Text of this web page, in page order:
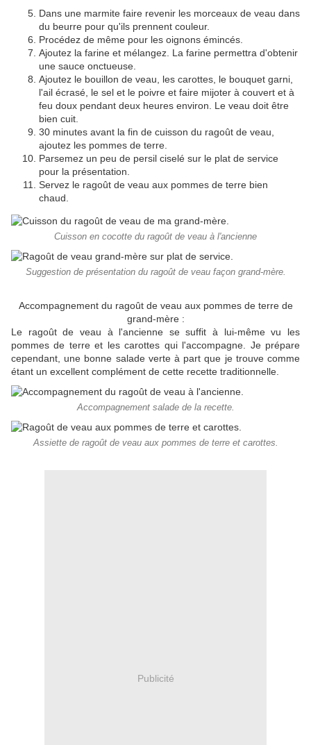
Dans une marmite faire revenir les morceaux de veau dans
du beurre pour qu'ils prennent couleur.
Procédez de même pour les oignons émincés.
Ajoutez la farine et mélangez. La farine permettra d'obtenir
une sauce onctueuse.
Ajoutez le bouillon de veau, les carottes, le bouquet garni,
l'ail écrasé, le sel et le poivre et faire mijoter à couvert et à
feu doux pendant deux heures environ. Le veau doit être
bien cuit.
30 minutes avant la fin de cuisson du ragoût de veau,
ajoutez les pommes de terre.
Parsemez un peu de persil ciselé sur le plat de service
pour la présentation.
Servez le ragoût de veau aux pommes de terre bien
chaud.
Cuisson en cocotte du ragoût de veau à l'ancienne
Suggestion de présentation du ragoût de veau façon grand-mère.
Accompagnement du ragoût de veau aux pommes de terre de
grand-mère :
Le ragoût de veau à l'ancienne se suffit à lui-même vu les
pommes de terre et les carottes qui l'accompagne. Je prépare
cependant, une bonne salade verte à part que je trouve comme
étant un excellent complément de cette recette traditionnelle.
Accompagnement salade de la recette.
Assiette de ragoût de veau aux pommes de terre et carottes.
Publicité